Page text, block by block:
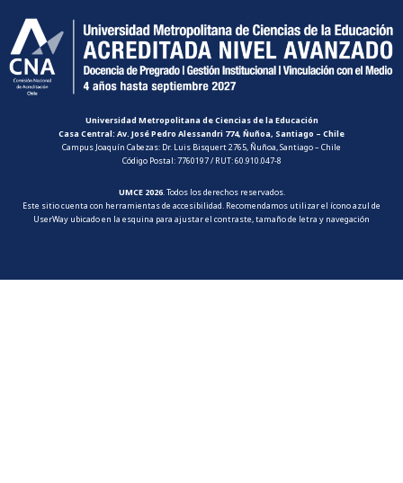
Universidad Metropolitana de Ciencias de la Educación
Casa Central: Av. José Pedro Alessandri 774, Ñuñoa, Santiago – Chile
Campus Joaquín Cabezas: Dr. Luis Bisquert 2765, Ñuñoa, Santiago – Chile
Código Postal: 7760197 / RUT: 60.910.047-8
UMCE 2026. Todos los derechos reservados.
Este sitio cuenta con herramientas de accesibilidad. Recomendamos utilizar el ícono azul de
UserWay ubicado en la esquina para ajustar el contraste, tamaño de letra y navegación